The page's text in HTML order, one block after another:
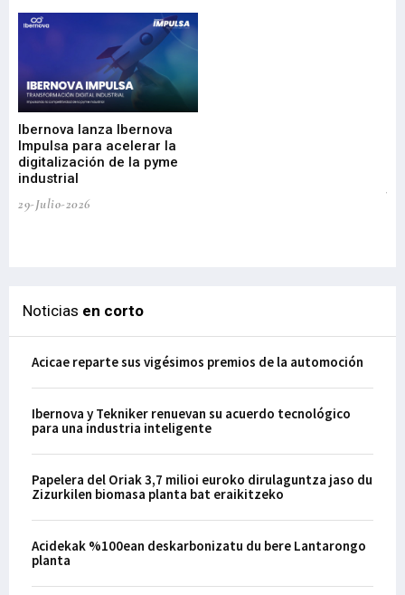
Ibernova lanza Ibernova
Impulsa para acelerar la
digitalización de la pyme
industrial
29-Julio-2026
Noticias en corto
Acicae reparte sus vigésimos premios de la automoción
Ibernova y Tekniker renuevan su acuerdo tecnológico
para una industria inteligente
Papelera del Oriak 3,7 milioi euroko dirulaguntza jaso du
Zizurkilen biomasa planta bat eraikitzeko
Acidekak %100ean deskarbonizatu du bere Lantarongo
planta